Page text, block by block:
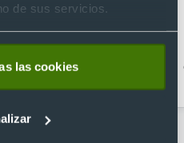
de sus servicios.
las cookies
Camisetas